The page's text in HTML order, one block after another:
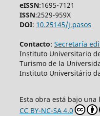
eISSN:1695-7121
ISSN:2529-959X
DOI: 10.25145/j.pasos
Contacto: Secretaría
Instituto Universitario
Turismo de la
Instituto Universitário
Esta obra está bajo una
CC BY-NC-SA 4.0